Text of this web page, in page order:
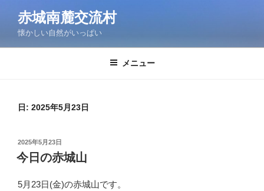
ン
赤城南麓交流村
懐かしい自然がいっぱい
メニュー
日: 2025年5月23日
投
稿
日:
2025年5月23日
今日の赤城山
5月23日(金)の赤城山です。